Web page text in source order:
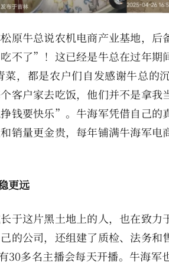
原牛总说农机电商产业基地，后
了”！这已经是牛总在过年期
，都是农户们自发感谢牛总的
客户家去吃饭，他们并不是拿我
钱要快乐”。牛海军凭借自己的
销量更金贵，每年铺满牛海军电
更远
于这片黑土地上的人，也在致力
的公司，还组建了质检、法务和
30多名主播会每天开播。牛海